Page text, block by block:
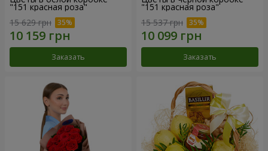
"151 красная роза"
15 629 грн
Заказать
"151 красная роза"
15 537 грн
Заказать